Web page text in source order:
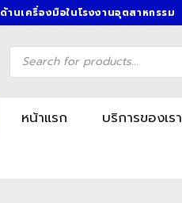
านเครื่องมือในโรงงานอุตสาหกรรม
Products
search
หน้าแรก บริการของเรา